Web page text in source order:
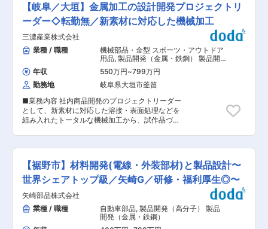
着されています。 変更の範囲：会社の定める業務
スを投下できていないため、特化した強みをお持
ちの方にご入社いただきたいと考えています。 ◆
働き方 ・年休124日、土日祝休み（製造工場も土
日祝日稼働なし）、残業時間は月13時間程度（全
社平均）です。 ・住宅手当・地域手当・家族手
当・子育て支援手当などの各種福利厚生も充実。
永年勤続制度（5年毎）もあり、長期就労を叶え
られます。 ◆就業環境 ・配属となる設備技術グ
ループは6名在籍中です。（男性5名、女性1名）
キャリアパスとしてはスペシャリスト寄りのキャ
リア形成をいただきつつ、将来的に管理職をお任
せする可能性もございます。 ◆競合優位性 ・少
数精鋭の組織で意思決定スピードや上市までの速
をスピード感を持って新製品開発をし、特許を取
得、売り上げた利益を活かして研究開発費用も潤
2024年４月時点で知的財産権206件を保有してい
ます。
る新規商品・事業を生み出すことをミッションと
しています。 ■職務内容： 金属系の機能性材料
と用途に合わせたプロセスについての研究開発テ
ーマを遂行します。 材料設計からデバイス製品設
計、大学や企業との共同研究、関連学会やコンソ
ーシアムへ参加します。また、研究成果を国内外
の学会や論文などで発表することもあります。 入
社後は現テーマの実験計画、解析、結果まとめ、
報告が中心になりますが、数年後には自ら研究テ
ーマを提案し、リーダーとしてチームを引っ張っ
ていくことを期待しています。 ■業務の面白み／
魅力： 自ら開発した材料やデバイスを顧客に提案
し、顧客やパートナー企業と協働して開発を行い
ながら、社会のニーズに応える新しい商品を創出
後当社の核となる大きな事業の創出を目指してい
ます。 また、近年では「次世代エレクトロニク
ス」、「環境エネルギー」、「ライフサイエン
ス」領域における地球規模の課題解決に取り組
み、大きな社会問題に貢献できます。 ■キャリア
ステップイメージ： 初任地は埼玉県上尾市の総合
研究所に配属となります。 将来的には研究開発だ
【岐阜／大垣】金属加工の設計開発プロジェクトリ
ーダー◇転勤無／新素材に対応した機械加工
三濃産業株式会社
業種 / 職種
機械部品・金型 スポーツ・アウトドア
用品, 製品開発（金属・鉄鋼） 製品開
発（非鉄金属）
年収 550万円~799万円
勤務地
岐阜県大垣市釜笛
■業務内容 社内商品開発のプロジェクトリーダー
として、新素材に対応した溶接・表面処理などを
組み入れたトータルな機械加工から、試作品づく
て、創業52年となります。多品種小ロットでの生
産を行っており、技術力に関しては信頼頂いてお
ります。主にMCとNCフライス、NC旋盤等を使
った機械加工を行っており、主な素材は鉄、ステ
ン、アルミを扱っています。社内で溶接、塗装を
行うことができ、また外注先での表面処理や更な
る加工等を行い、付加価値を上乗せして、ワンス
トップ納品できることを強みとしています。ま
た、営業担当者が先方の現場に出向き、受注する
【裾野市】材料開発(電線・外装部材)と製品設計〜
世界シェアトップ級／矢崎G／研修・福利厚生◎〜
矢崎部品株式会社
業種 / 職種
自動車部品, 製品開発（高分子） 製品
開発（金属・鉄鋼）